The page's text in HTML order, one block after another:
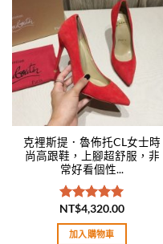
Add to
克裡斯提．魯佈托CL女士時
尚高跟鞋，上腳超舒服，非
常好看個性...
評分5.00
滿分 5
NT$4,320.00
加入購物車